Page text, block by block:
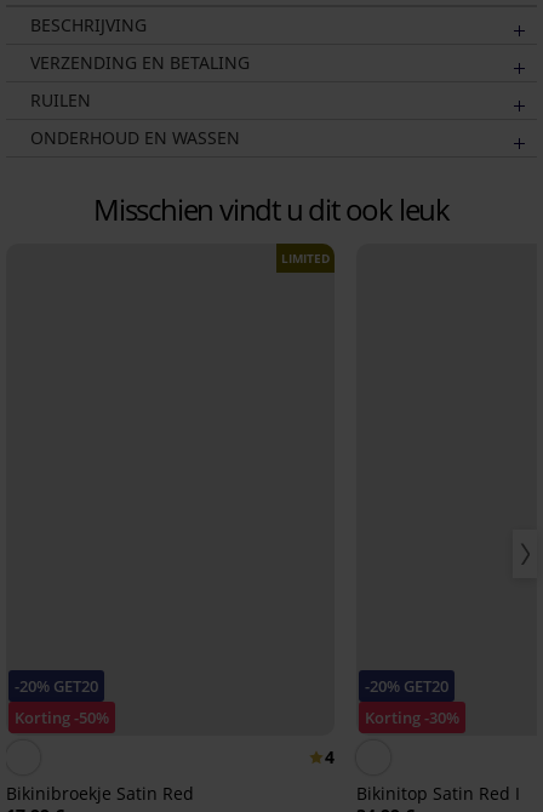
BESCHRIJVING
VERZENDING EN BETALING
RUILEN
ONDERHOUD EN WASSEN
Misschien vindt u dit ook leuk
-20% GET20
Korting -50%
LIMITED
4
Bikinibroekje Satin Red
-20% GET20
Korting -30%
Bikinitop Satin Red I